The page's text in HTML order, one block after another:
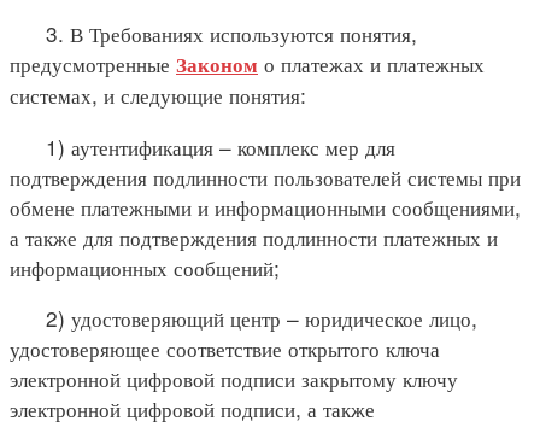
3. В Требованиях используются понятия,
предусмотренные Законом о платежах и платежных
системах, и следующие понятия:
1) аутентификация – комплекс мер для
подтверждения подлинности пользователей системы при
обмене платежными и информационными сообщениями,
а также для подтверждения подлинности платежных и
информационных сообщений;
2) удостоверяющий центр – юридическое лицо,
удостоверяющее соответствие открытого ключа
электронной цифровой подписи закрытому ключу
электронной цифровой подписи, а также